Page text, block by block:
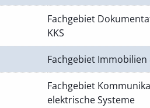
Fachgebiet
KKS
Fachgebiet Immobilien
Fachgebiet
elektrische Systeme